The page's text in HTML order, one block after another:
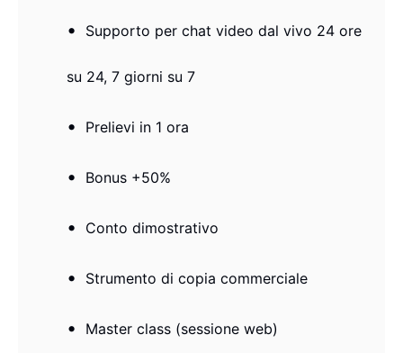
Supporto per chat video dal vivo 24 ore
su 24, 7 giorni su 7
Prelievi in ​​1 ora
Bonus +50%
Conto dimostrativo
Strumento di copia commerciale
Master class (sessione web)